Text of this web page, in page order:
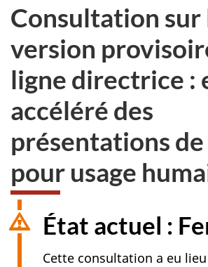
Consultation sur
version
ligne directrice :
accéléré des
présentations
pour usage
État actuel :
Cette consultation a eu